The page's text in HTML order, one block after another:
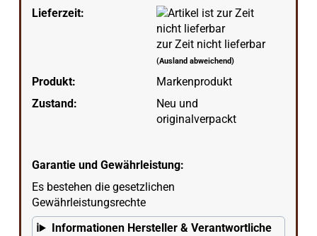
Lieferzeit:
zur Zeit nicht lieferbar
(Ausland abweichend)
Produkt:
Markenprodukt
Zustand:
Neu und
originalverpackt
Garantie und Gewährleistung:
Es bestehen die gesetzlichen
Gewährleistungsrechte
Informationen Hersteller & Verantwortliche